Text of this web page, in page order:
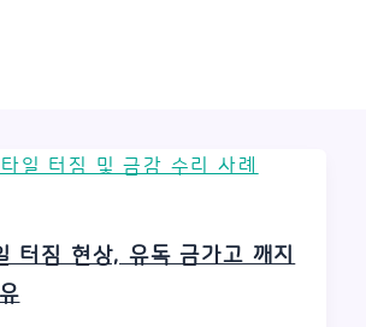
터짐 현상, 유독 금가고 깨지